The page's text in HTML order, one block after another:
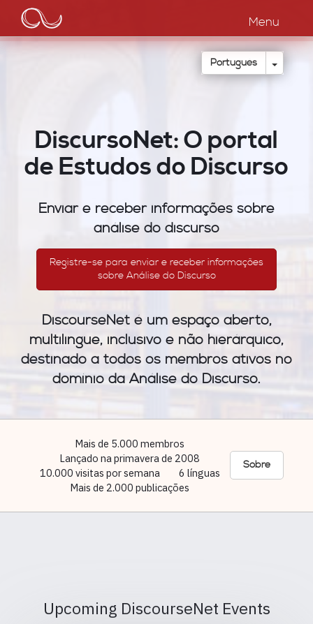
Passar
o
conteúdo
Main
navigation
Menu
Português Toggle
DiscursoNet: O portal
de Estudos do Discurso
Enviar e receber informações sobre
análise do discurso
Registre-se para enviar e receber informações
sobre Análise do Discurso
DiscourseNet é um espaço aberto,
multilingue, inclusivo e não hierárquico,
destinado a todos os membros ativos no
domínio da Análise do Discurso.
Mais de 5.000 membros
Lançado na primavera de 2008
10.000 visitas por semana
6 línguas
Mais de 2.000 publicações
Sobre
Upcoming DiscourseNet Events